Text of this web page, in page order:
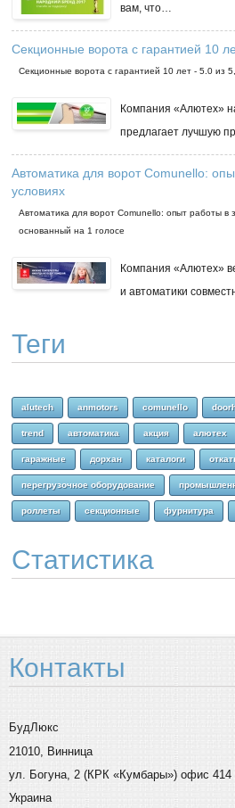
вам, что…
Секционные ворота с гарантией 10
Секционные ворота с гарантией 10 лет - 5.0 из 5
Компания «Алютех»
предлагает лучшую
Автоматика для ворот Comunello:
условиях
Автоматика для ворот Comunello: опыт работы в
основанный на 1 голосе
Компания «Алютех»
и автоматики
Теги
alutech anmotors comunello
trend автоматика акция алютех
гаражные дорхан каталоги
перегрузочное оборудование
роллеты секционные фурнитура
Статистика
Контакты
БудЛюкс
21010, Винница
ул. Богуна, 2 (КРК «Кумбары») офис 414
Украина